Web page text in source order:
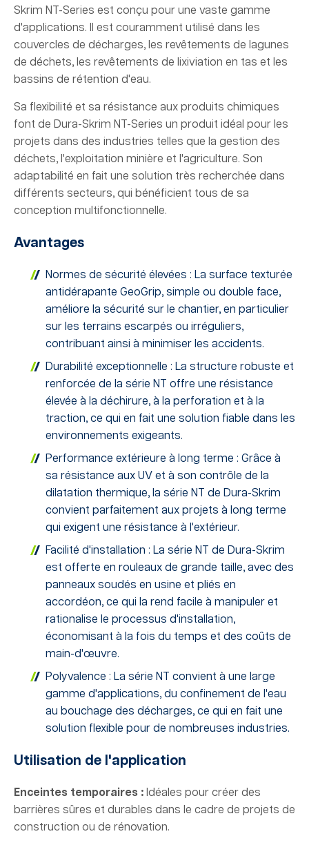
Skrim NT-Series est conçu pour une vaste gamme
d'applications. Il est couramment utilisé dans les
couvercles de décharges, les revêtements de lagunes
de déchets, les revêtements de lixiviation en tas et les
bassins de rétention d'eau.
Sa flexibilité et sa résistance aux produits chimiques
font de Dura-Skrim NT-Series un produit idéal pour les
projets dans des industries telles que la gestion des
déchets, l'exploitation minière et l'agriculture. Son
adaptabilité en fait une solution très recherchée dans
différents secteurs, qui bénéficient tous de sa
conception multifonctionnelle.
Avantages
Normes de sécurité élevées : La surface texturée
antidérapante GeoGrip, simple ou double face,
améliore la sécurité sur le chantier, en particulier
sur les terrains escarpés ou irréguliers,
contribuant ainsi à minimiser les accidents.
Durabilité exceptionnelle : La structure robuste et
renforcée de la série NT offre une résistance
élevée à la déchirure, à la perforation et à la
traction, ce qui en fait une solution fiable dans les
environnements exigeants.
Performance extérieure à long terme : Grâce à
sa résistance aux UV et à son contrôle de la
dilatation thermique, la série NT de Dura-Skrim
convient parfaitement aux projets à long terme
qui exigent une résistance à l'extérieur.
Facilité d'installation : La série NT de Dura-Skrim
est offerte en rouleaux de grande taille, avec des
panneaux soudés en usine et pliés en
accordéon, ce qui la rend facile à manipuler et
rationalise le processus d'installation,
économisant à la fois du temps et des coûts de
main-d'œuvre.
Polyvalence : La série NT convient à une large
gamme d'applications, du confinement de l'eau
au bouchage des décharges, ce qui en fait une
solution flexible pour de nombreuses industries.
Utilisation de l'application
Enceintes temporaires : Idéales pour créer des
barrières sûres et durables dans le cadre de projets de
construction ou de rénovation.